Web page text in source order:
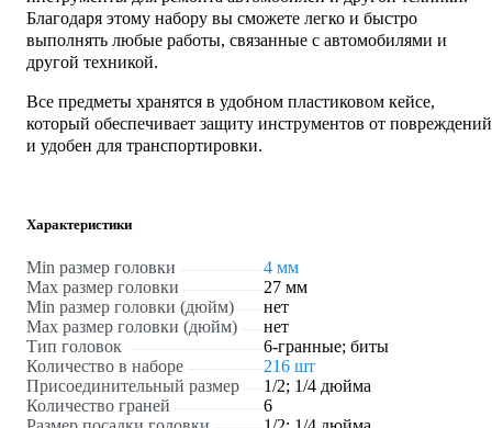
Благодаря этому набору вы сможете легко и быстро
выполнять любые работы, связанные с автомобилями и
другой техникой.
Все предметы хранятся в удобном пластиковом кейсе,
который обеспечивает защиту инструментов от повреждений
и удобен для транспортировки.
Характеристики
Min размер головки
4 мм
Max размер головки
27 мм
Min размер головки (дюйм)
нет
Max размер головки (дюйм)
нет
Тип головок
6-гранные; биты
Количество в наборе
216 шт
Присоединительный размер
1/2; 1/4 дюйма
Количество граней
6